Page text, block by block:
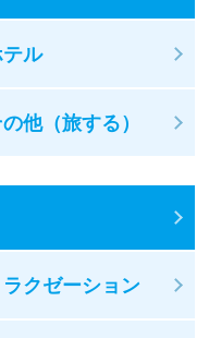
ル
他（旅する）
ラクゼーション